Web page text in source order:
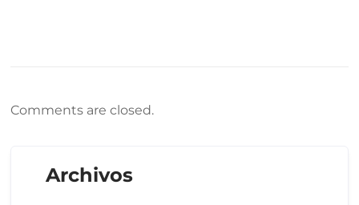
Comments are closed.
Archivos